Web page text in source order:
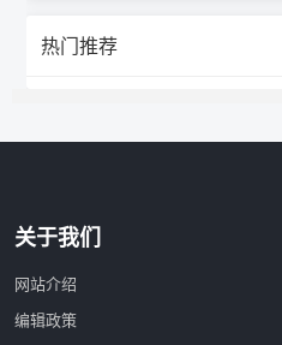
热门推荐
关于我们
网站介绍
编辑政策